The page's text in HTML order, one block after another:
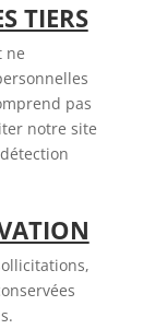
TIERS
ne
pas
notre site